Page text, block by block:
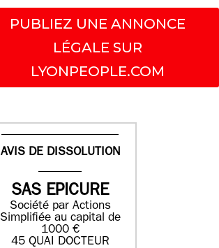
PUBLIEZ UNE ANNONCE
LÉGALE SUR
LYONPEOPLE.COM
AVIS DE DISSOLUTION
SAS EPICURE
Société par Actions
Simplifiée au capital de
1000 €
45 QUAI DOCTEUR